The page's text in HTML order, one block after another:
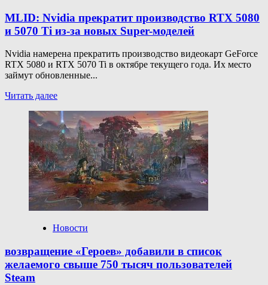
MLID: Nvidia прекратит производство RTX 5080
и 5070 Ti из-за новых Super-моделей
Nvidia намерена прекратить производство видеокарт GeForce
RTX 5080 и RTX 5070 Ti в октябре текущего года. Их место
займут обновленные...
Читать далееПрочитать
о
MLID:
Nvidia
прекратит
производство
RTX
5080
и 5070
Ti из-
за
новых
Super-
моделей
Новости
возвращение «Героев» добавили в список
желаемого свыше 750 тысяч пользователей
Steam